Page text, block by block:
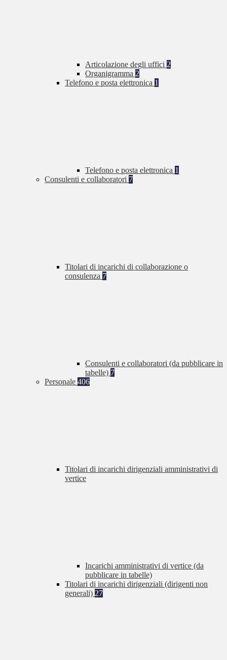
Articolazione degli uffici 2
Organigramma 2
Telefono e posta elettronica 1
Telefono e posta elettronica 1
Consulenti e collaboratori 7
Titolari di incarichi di collaborazione o
consulenza 7
Consulenti e collaboratori (da pubblicare in
tabelle) 7
Personale 406
Titolari di incarichi dirigenziali amministrativi di
vertice
Incarichi amministrativi di vertice (da
pubblicare in tabelle)
Titolari di incarichi dirigenziali (dirigenti non
generali) 27